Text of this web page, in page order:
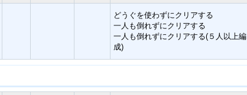
どうぐを使わずにクリアする
一人も倒れずにクリアする
一人も倒れずにクリアする(５人以上編
成)